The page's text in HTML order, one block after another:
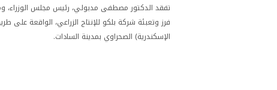
تفقد الدكتور مصطفى مدبولي، رئيس مجلس الوزراء،
فرز وتعبئة شركة بلكو للإنتاج الزراعي، الواقعة على
الإسكندرية) الصحراوي بمدينة السادات.